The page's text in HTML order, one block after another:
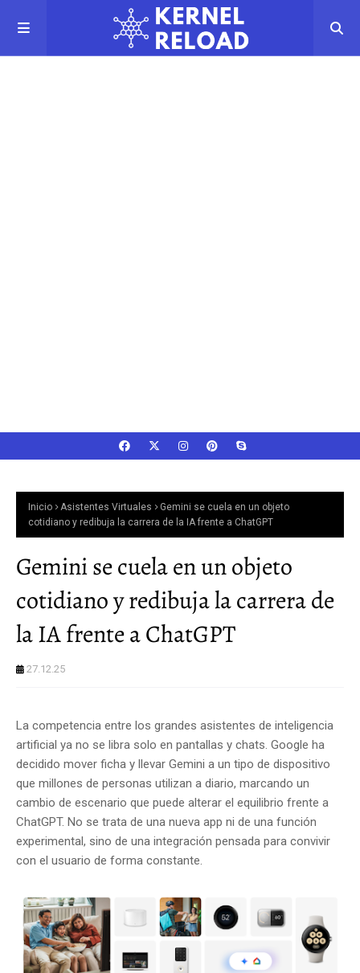
Inicio Asistentes Virtuales
Gemini se cuela en un objeto
cotidiano y redibuja la carrera de la IA frente a ChatGPT
Gemini se cuela en un objeto
cotidiano y redibuja la carrera de
la IA frente a ChatGPT
27.12.25
La competencia entre los grandes asistentes de inteligencia
artificial ya no se libra solo en pantallas y chats. Google ha
decidido mover ficha y llevar Gemini a un tipo de dispositivo
que millones de personas utilizan a diario, marcando un
cambio de escenario que puede alterar el equilibrio frente a
ChatGPT. No se trata de una nueva app ni de una función
experimental, sino de una integración pensada para convivir
con el usuario de forma constante.